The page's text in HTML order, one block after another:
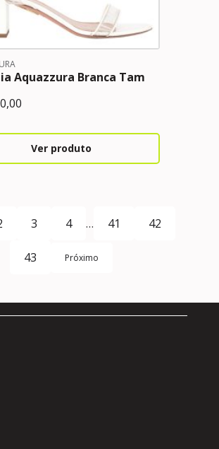
Aquazzura Branca Tam
Ver produto
3 4 … 41 42
43 Próximo